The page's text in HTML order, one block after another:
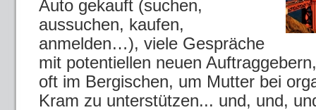
Auto gekauft (suchen,
aussuchen, kaufen,
anmelden…), viele Gespräche
mit potentiellen neuen
oft im Bergischen, um Mutter bei
Kram zu unterstützen... und, und,